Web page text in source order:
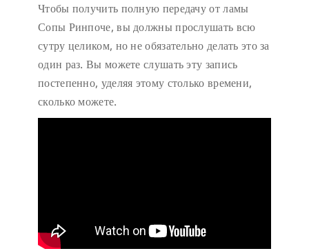
Чтобы получить полную передачу от ламы
Сопы Ринпоче, вы должны прослушать всю
сутру целиком, но не обязательно делать это за
один раз. Вы можете слушать эту запись
постепенно, уделяя этому столько времени,
сколько можете.